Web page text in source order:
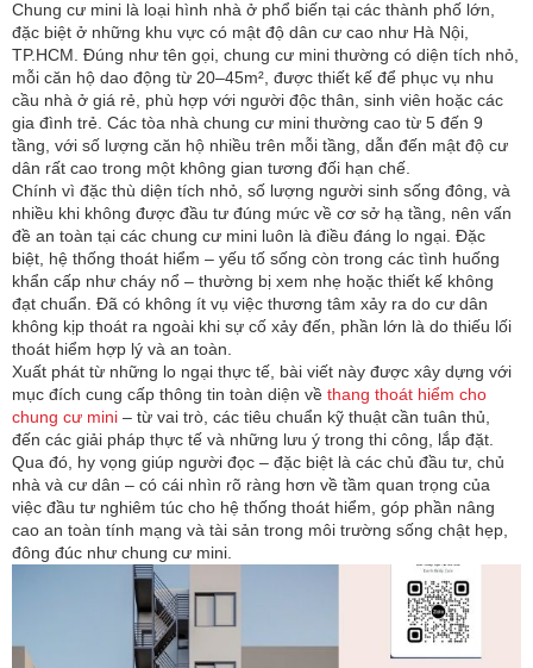
Chung cư mini là loại hình nhà ở phổ biến tại các thành phố lớn,
đặc biệt ở những khu vực có mật độ dân cư cao như Hà Nội,
TP.HCM. Đúng như tên gọi, chung cư mini thường có diện tích nhỏ,
mỗi căn hộ dao động từ 20–45m², được thiết kế để phục vụ nhu
cầu nhà ở giá rẻ, phù hợp với người độc thân, sinh viên hoặc các
gia đình trẻ. Các tòa nhà chung cư mini thường cao từ 5 đến 9
tầng, với số lượng căn hộ nhiều trên mỗi tầng, dẫn đến mật độ cư
dân rất cao trong một không gian tương đối hạn chế.
Chính vì đặc thù diện tích nhỏ, số lượng người sinh sống đông, và
nhiều khi không được đầu tư đúng mức về cơ sở hạ tầng, nên vấn
đề an toàn tại các chung cư mini luôn là điều đáng lo ngại. Đặc
biệt, hệ thống thoát hiểm – yếu tố sống còn trong các tình huống
khẩn cấp như cháy nổ – thường bị xem nhẹ hoặc thiết kế không
đạt chuẩn. Đã có không ít vụ việc thương tâm xảy ra do cư dân
không kịp thoát ra ngoài khi sự cố xảy đến, phần lớn là do thiếu lối
thoát hiểm hợp lý và an toàn.
Xuất phát từ những lo ngại thực tế, bài viết này được xây dựng với
mục đích cung cấp thông tin toàn diện về thang thoát hiểm cho
chung cư mini – từ vai trò, các tiêu chuẩn kỹ thuật cần tuân thủ,
đến các giải pháp thực tế và những lưu ý trong thi công, lắp đặt.
Qua đó, hy vọng giúp người đọc – đặc biệt là các chủ đầu tư, chủ
nhà và cư dân – có cái nhìn rõ ràng hơn về tầm quan trọng của
việc đầu tư nghiêm túc cho hệ thống thoát hiểm, góp phần nâng
cao an toàn tính mạng và tài sản trong môi trường sống chật hẹp,
đông đúc như chung cư mini.